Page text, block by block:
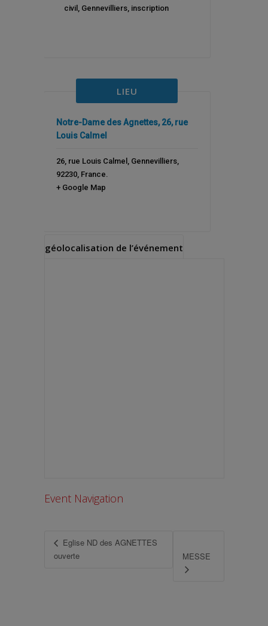
civil , Gennevilliers, inscription
LIEU
Notre-Dame des Agnettes, 26, rue
Louis Calmel
26, rue Louis Calmel , Gennevilliers,
92230, France.
+ Google Map
géolocalisation de l’événement
Event Navigation
Eglise ND des AGNETTES
ouverte
MESSE